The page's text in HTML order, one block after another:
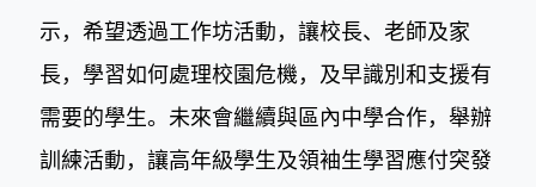
示，希望透過工作坊活動，讓校長、老師及家
長，學習如何處理校園危機，及早識別和支援有
需要的學生。未來會繼續與區內中學合作，舉辦
訓練活動，讓高年級學生及領袖生學習應付突發